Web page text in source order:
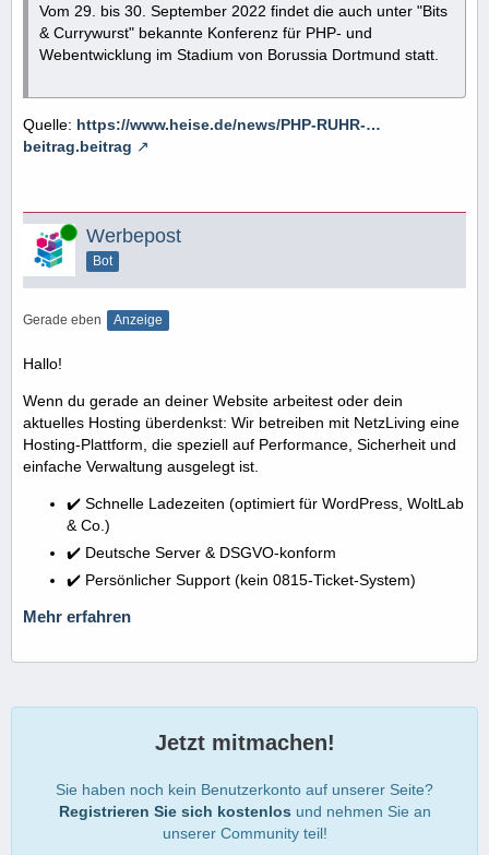
Vom 29. bis 30. September 2022 findet die auch unter "Bits
& Currywurst" bekannte Konferenz für PHP- und
Webentwicklung im Stadium von Borussia Dortmund statt.
Quelle: https://www.heise.de/news/PHP-RUHR-…
beitrag.beitrag
Online Werbepost
Bot
Gerade eben Anzeige
Hallo!
Wenn du gerade an deiner Website arbeitest oder dein
aktuelles Hosting überdenkst: Wir betreiben mit NetzLiving eine
Hosting-Plattform, die speziell auf Performance, Sicherheit und
einfache Verwaltung ausgelegt ist.
✔️ Schnelle Ladezeiten (optimiert für WordPress, WoltLab
& Co.)
✔️ Deutsche Server & DSGVO-konform
✔️ Persönlicher Support (kein 0815-Ticket-System)
Mehr erfahren
Jetzt mitmachen!
Sie haben noch kein Benutzerkonto auf unserer Seite?
Registrieren Sie sich kostenlos und nehmen Sie an
unserer Community teil!